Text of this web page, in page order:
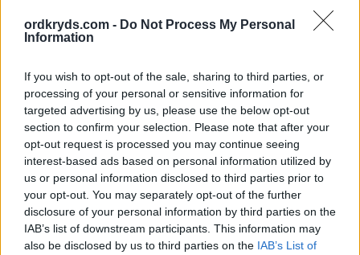
ordkryds.com - Do Not Process My Personal
Information
If you wish to opt-out of the sale, sharing to third parties, or
processing of your personal or sensitive information for
targeted advertising by us, please use the below opt-out
section to confirm your selection. Please note that after your
opt-out request is processed you may continue seeing
interest-based ads based on personal information utilized by
us or personal information disclosed to third parties prior to
your opt-out. You may separately opt-out of the further
disclosure of your personal information by third parties on the
IAB’s list of downstream participants. This information may
also be disclosed by us to third parties on the IAB’s List of
Søg efter bogstaver. Indtast
alle bogstaverne fra
puslespillet:
Søg
efter
bogstaver.
Indtast
alle
bogstaverne
puslespillet:
Vælg dit puslespil:
Puslespil ikke fundet.